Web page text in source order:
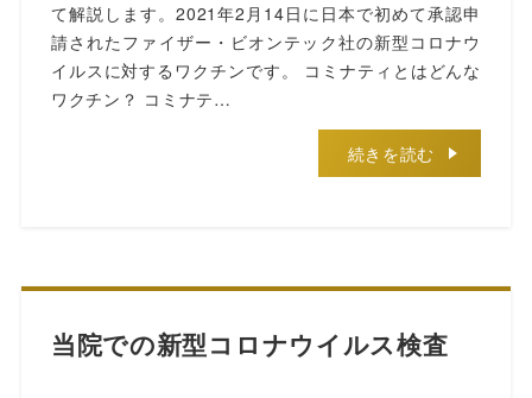
て解説します。2021年2月14日に日本で初めて承認申
請されたファイザー・ビオンテック社の新型コロナウ
イルスに対するワクチンです。 コミナティとはどんな
ワクチン？ コミナテ…
続きを読む
当院での新型コロナウイルス検査